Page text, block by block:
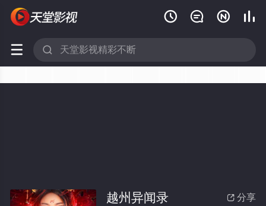
   
 
 分享
越州异闻录